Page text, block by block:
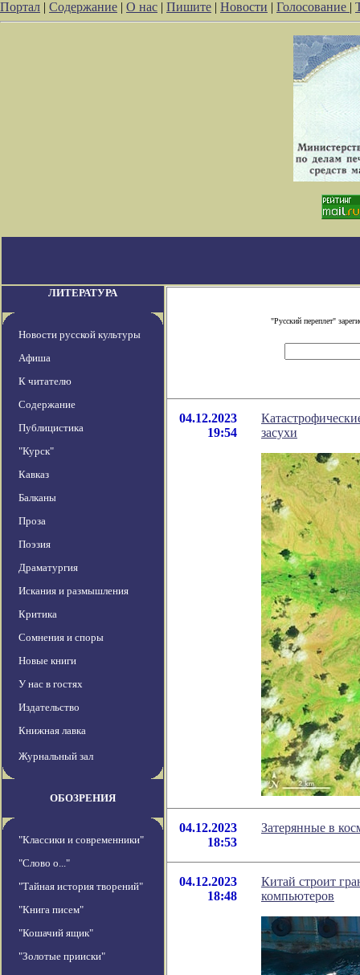
Портал | Содержание | О нас | Пишите | Новости | Голосование |
ЛИТЕРАТУРА
Новости русской культуры
Афиша
К читателю
Содержание
Публицистика
"Курск"
Кавказ
Балканы
Проза
Поэзия
Драматургия
Искания и размышления
Критика
Сомнения и споры
Новые книги
У нас в гостях
Издательство
Книжная лавка
Журнальный зал
ОБОЗРЕНИЯ
"Классики и современники"
"Слово о..."
"Тайная история творений"
"Книга писем"
"Кошачий ящик"
"Золотые прииски"
"Русский переплет"
04.12.2023
19:54
засухи
04.12.2023
18:53
Затерянные в
04.12.2023
18:48
Китай строит
компьютеров